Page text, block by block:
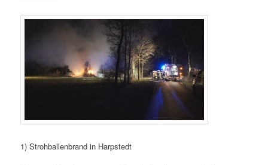
1) Strohballenbrand in Harpstedt